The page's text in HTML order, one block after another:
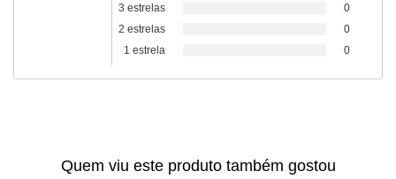
3 estrelas
0
2 estrelas
0
1 estrela
0
Quem viu este produto também gostou